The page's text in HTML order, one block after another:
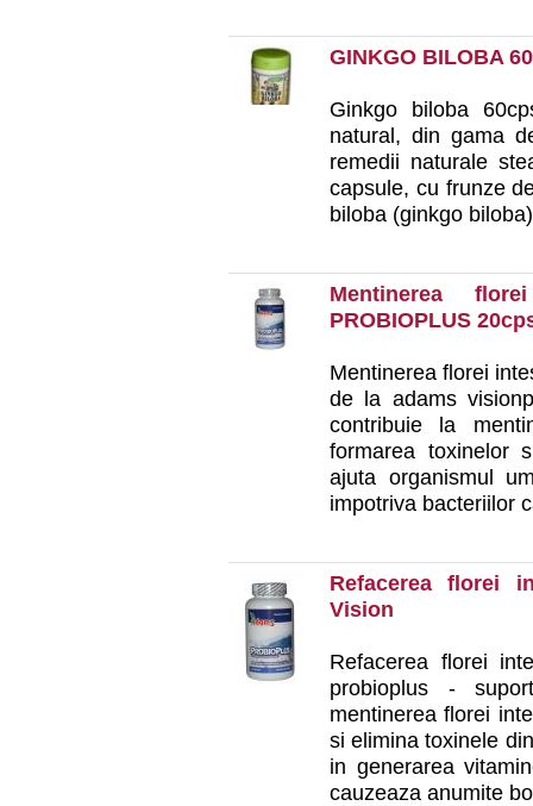
GINKGO BILOBA
Ginkgo biloba
natural, din gama
remedii naturale
capsule, cu frunze
biloba (ginkgo
Mentinerea
PROBIOPLUS
Mentinerea florei
de la adams
contribuie la
formarea toxinelor
ajuta organismul
impotriva bacteriilor
Refacerea florei
Vision
Refacerea florei
probioplus -
mentinerea florei
si elimina toxinele
in generarea
cauzeaza anumite